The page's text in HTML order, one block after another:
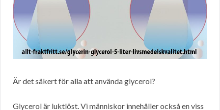
Är det säkert för alla att använda glycerol?
Glycerol är luktlöst. Vi människor innehåller också en viss